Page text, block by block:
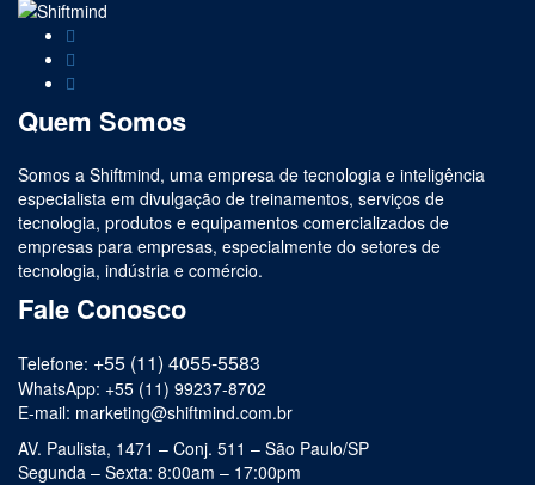
Quem Somos
Somos a Shiftmind, uma empresa de tecnologia e inteligência
especialista em divulgação de treinamentos, serviços de
tecnologia, produtos e equipamentos comercializados de
empresas para empresas, especialmente do setores de
tecnologia, indústria e comércio.
Fale Conosco
Telefone: +55 (11) 4055-5583
WhatsApp: +55 (11) 99237-8702
E-mail: marketing@shiftmind.com.br
AV. Paulista, 1471 – Conj. 511 – São Paulo/SP
Segunda – Sexta: 8:00am – 17:00pm